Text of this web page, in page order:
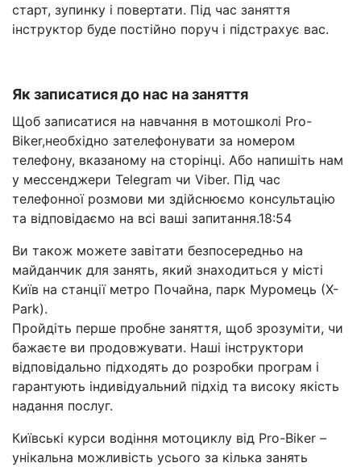
старт, зупинку і повертати. Під час заняття
інструктор буде постійно поруч і підстрахує вас.
Як записатися до нас на заняття
Щоб записатися на навчання в мотошколі Pro-
Biker,необхідно зателефонувати за номером
телефону, вказаному на сторінці. Або напишіть нам
у мессенджери Telegram чи Viber. Під час
телефонної розмови ми здійснюємо консультацію
та відповідаємо на всі ваші запитання.18:54
Ви також можете завітати безпосередньо на
майданчик для занять, який знаходиться у місті
Київ на станції метро Почайна, парк Муромець (Х-
Park).
Пройдіть перше пробне заняття, щоб зрозуміти, чи
бажаєте ви продовжувати. Наші інструктори
відповідально підходять до розробки програм і
гарантують індивідуальний підхід та високу якість
надання послуг.
Київські курси водіння мотоциклу від Pro-Biker –
унікальна можливість усього за кілька занять